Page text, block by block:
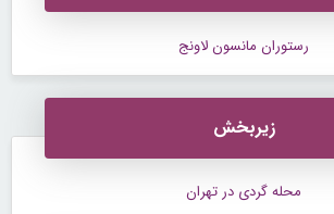
رستوران مانسون لاونج
زیربخش
محله گردی در تهران